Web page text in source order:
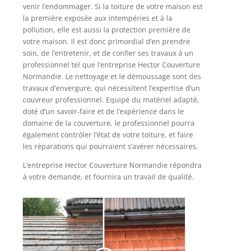
venir l’endommager. Si la toiture de votre maison est
la première exposée aux intempéries et à la
pollution, elle est aussi la protection première de
votre maison. Il est donc primordial d’en prendre
soin, de l’entretenir, et de confier ses travaux à un
professionnel tel que l’entreprise Hector Couverture
Normandie. Le nettoyage et le démoussage sont des
travaux d’envergure, qui nécessitent l’expertise d’un
couvreur professionnel. Equipé du matériel adapté,
doté d’un savoir-faire et de l’expérience dans le
domaine de la couverture, le professionnel pourra
également contrôler l’état de votre toiture, et faire
les réparations qui pourraient s’avérer nécessaires.
L’entreprise Hector Couverture Normandie répondra
à votre demande, et fournira un travail de qualité.